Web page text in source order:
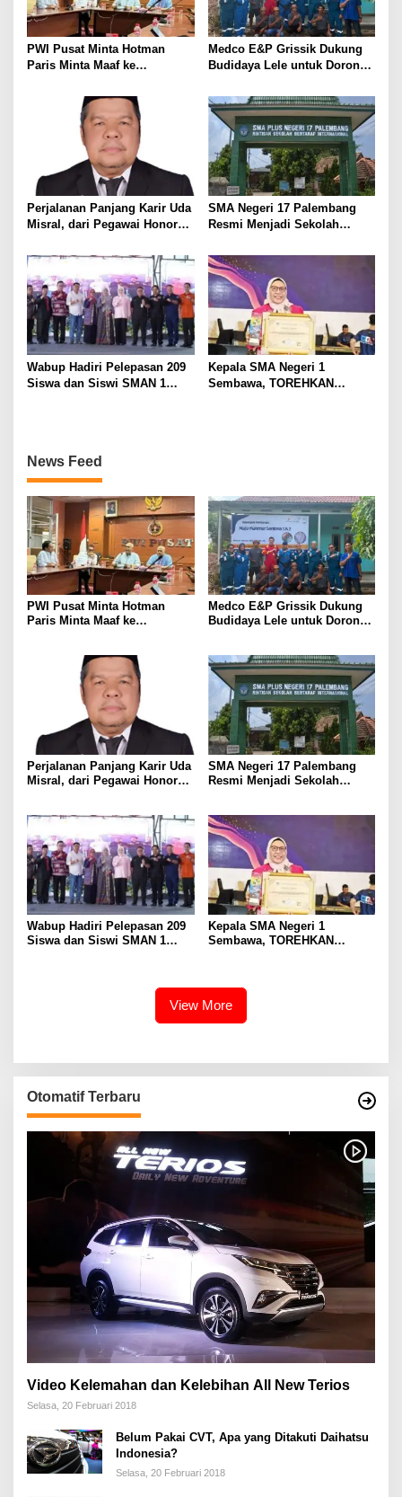
o
s
PWI Pusat Minta Hotman
Paris Minta Maaf ke
Pers Harus Dihormati
Medco E&P Grissik Dukung
Budidaya Lele untuk Dorong
Masyarakat
Perjalanan Panjang Karir Uda
Misral, dari Pegawai Honorer
Karir Jabatan Struktural
Eselon III
SMA Negeri 17 Palembang
Resmi Menjadi Sekolah
Wabup Hadiri Pelepasan 209
Siswa dan Siswi SMAN 1
Kepala SMA Negeri 1
Sembawa, TOREHKAN
News Feed
PWI Pusat Minta Hotman
Paris Minta Maaf ke
Medco E&P Grissik Dukung
Budidaya Lele untuk Dorong
Perjalanan Panjang Karir Uda
Misral, dari Pegawai Honorer
Eselon III
SMA Negeri 17 Palembang
Resmi Menjadi Sekolah
Wabup Hadiri Pelepasan 209
Siswa dan Siswi SMAN 1
Kepala SMA Negeri 1
Sembawa, TOREHKAN
View More
Otomatif Terbaru
Video Kelemahan dan Kelebihan All New Terios
Selasa, 20 Februari 2018
Belum Pakai CVT, Apa yang Ditakuti Daihatsu
Indonesia?
Selasa, 20 Februari 2018